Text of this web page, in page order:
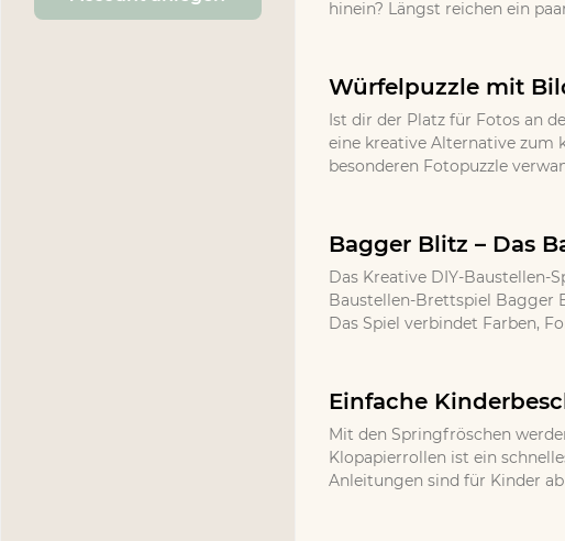
hinein? Längst reichen ein
Würfelpuzzle mit
Ist dir der Platz für Fotos an
eine kreative Alternative zum
besonderen Fotopuzzle
Bagger Blitz – Das
Das Kreative DIY-Baustellen-
Baustellen-Brettspiel Bagger
Das Spiel verbindet Farben,
Einfache
Mit den Springfröschen
Klopapierrollen ist ein
Anleitungen sind für Kinder